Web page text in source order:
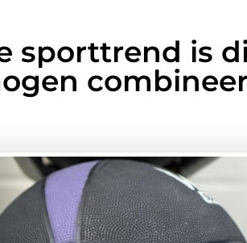
sporttrend is